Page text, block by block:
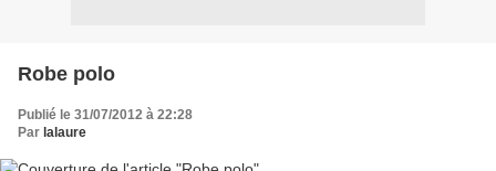
Robe polo
Publié le 31/07/2012 à 22:28
Par lalaure